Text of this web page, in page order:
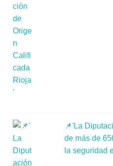
📌'La
de más de
la seguridad